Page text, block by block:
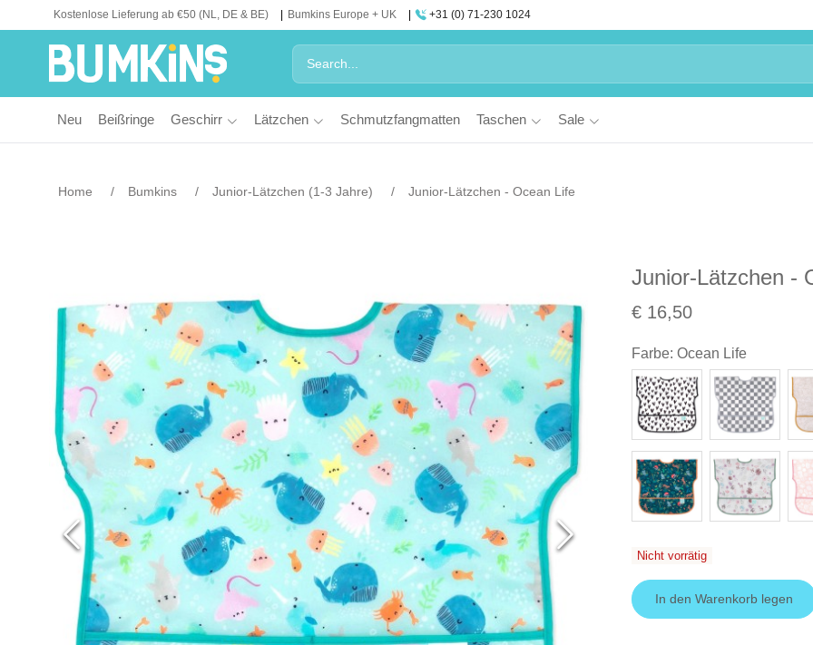
Kostenlose Lieferung ab €50 (NL, DE & BE) Bumkins Europe + UK +31 (0) 71-230 1024
Neu Beißringe Geschirr Lätzchen Schmutzfangmatten Taschen Sale
Home Bumkins Junior-Lätzchen (1-3 Jahre) Junior-Lätzchen - Ocean Life
Junior-Lätzchen -
€ 16,50
Farbe: Ocean Life
Nicht vorrätig
In den Warenkorb legen